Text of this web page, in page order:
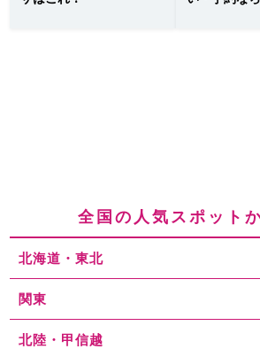
全国の人気スポット
北海道・東北
関東
北陸・甲信越